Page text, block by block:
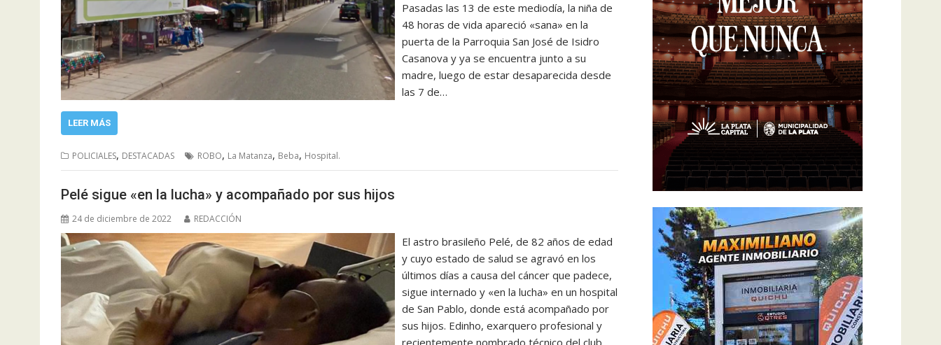
Pasadas las 13 de este mediodía, la niña de
48 horas de vida apareció «sana» en la
puerta de la Parroquia San José de Isidro
Casanova y ya se encuentra junto a su
madre, luego de estar desaparecida desde
las 7 de…
LEER MÁS
POLICIALES, DESTACADAS ROBO, La Matanza, Beba, Hospital.
Pelé sigue «en la lucha» y acompañado por sus hijos
24 de diciembre de 2022 REDACCIÓN
El astro brasileño Pelé, de 82 años de edad
y cuyo estado de salud se agravó en los
últimos días a causa del cáncer que padece,
sigue internado y «en la lucha» en un hospital
de San Pablo, donde está acompañado por
sus hijos. Edinho, exarquero profesional y
recientemente nombrado técnico del club